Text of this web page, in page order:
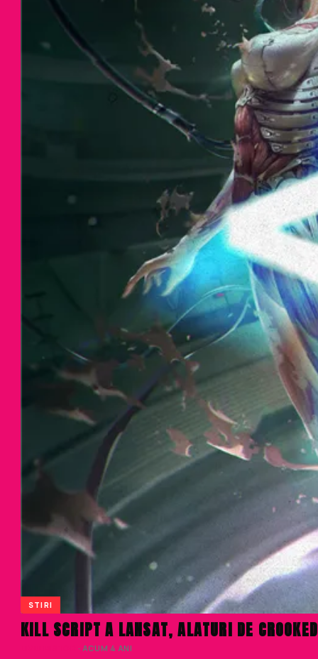
STIRI
KILL SCRIPT A LANSAT, ALATURI DE
· ACUM 4 ANI